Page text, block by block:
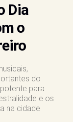
Dia
o
do
para
e os
na cidade